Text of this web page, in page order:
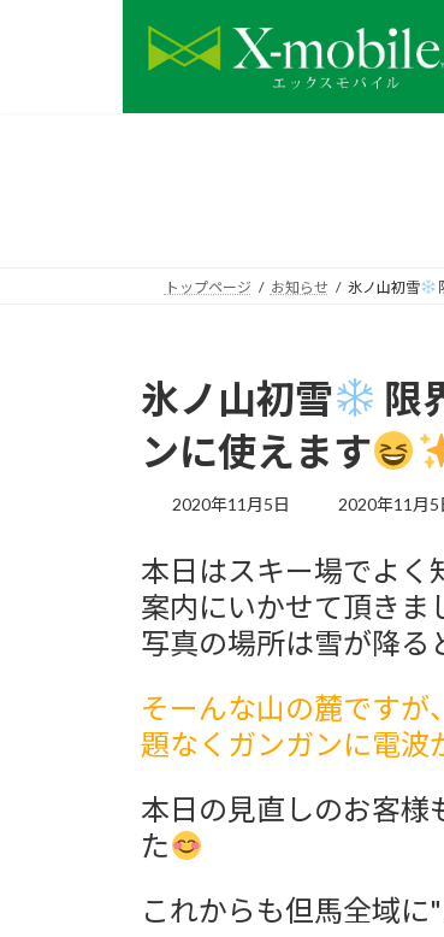
トップページ お知らせ 氷ノ山初雪
氷ノ山初雪
限
ンに使えます
2020年11月5日
最
新
日
時
:
2020年11月5
本日はスキー場でよく
案内にいかせて頂きま
写真の場所は雪が降
そーんな山の麓です
題なくガンガンに電波
本日の見直しのお客様
た
これからも但馬全域